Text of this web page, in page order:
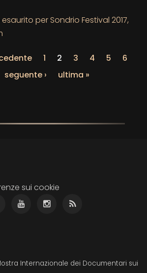
per Sondrio Festival 2017,
1 2 3 4 5
6
seguente › ultima »
sui cookie
Internazionale dei Documentari sui